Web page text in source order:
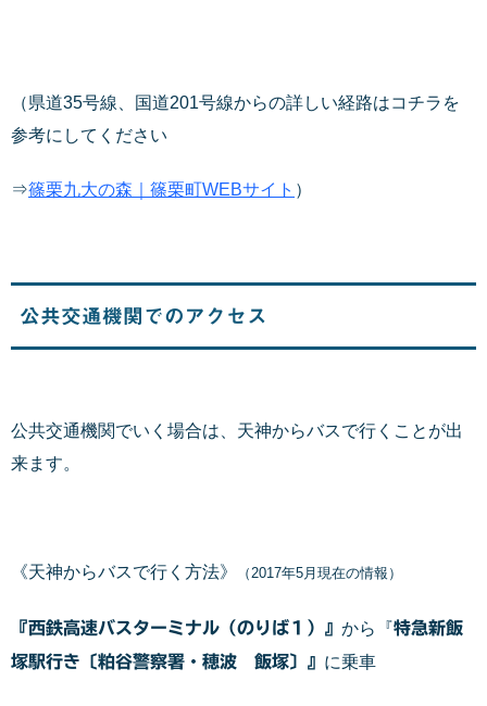
（県道35号線、国道201号線からの詳しい経路はコチラを
参考にしてください
⇒篠栗九大の森｜篠栗町WEBサイト ）
公共交通機関でのアクセス
公共交通機関でいく場合は、天神からバスで行くことが出
来ます。
《天神からバスで行く方法》 （2017年5月現在の情報）
『西鉄高速バスターミナル（のりば１）』 から『特急新飯
塚駅行き〔粕谷警察署・穂波 飯塚〕』 に乗車